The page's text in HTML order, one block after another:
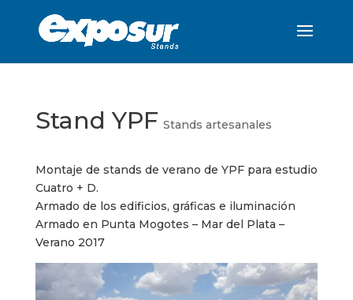
Stand YPF Stands artesanales
Montaje de stands de verano de YPF para estudio
Cuatro + D.
Armado de los edificios, gráficas e iluminación
Armado en Punta Mogotes – Mar del Plata –
Verano 2017